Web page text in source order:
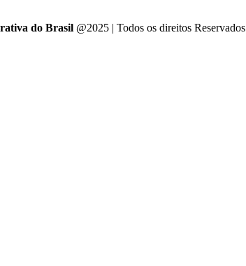
do Brasil@2025 | Todos os direitos Reservados